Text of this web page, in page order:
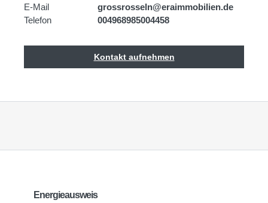
E-Mail
grossrosseln@eraimmobilien.de
Telefon
004968985004458
Kontakt aufnehmen
Energieausweis